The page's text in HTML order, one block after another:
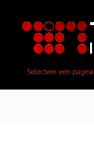
Selecteer een pagina